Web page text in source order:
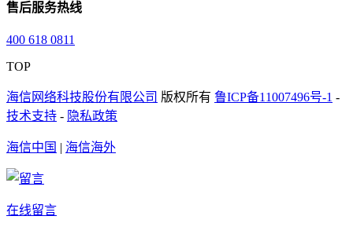
售后服务热线
400 618 0811
TOP
海信网络科技股份有限公司 版权所有 鲁ICP备11007496号-1 -
技术支持 - 隐私政策
海信中国 | 海信海外
在线留言